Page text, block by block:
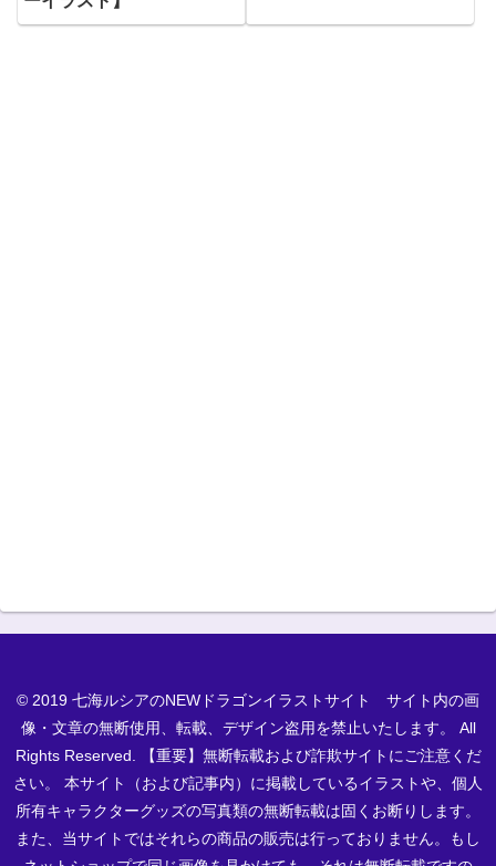
© 2019 七海ルシアのNEWドラゴンイラストサイト サイト内の画
像・文章の無断使用、転載、デザイン盗用を禁止いたします。 All
Rights Reserved. 【重要】無断転載および詐欺サイトにご注意くだ
さい。 本サイト（および記事内）に掲載しているイラストや、個人
所有キャラクターグッズの写真類の無断転載は固くお断りします。
また、当サイトではそれらの商品の販売は行っておりません。もし